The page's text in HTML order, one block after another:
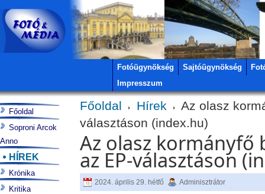
Fotóügynökség Sajtóügynökség
Impresszum
Főoldal Hírek
Az olasz
választáson (index.hu)
Az olasz
az EP-választáson
2024. április 29. hétfő Adminisztrátor
Főoldal
Soproni Arcok
Anno
HÍREK
Krónika
Kritika